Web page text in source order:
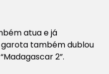
atua e já
garota também dublou
2”.